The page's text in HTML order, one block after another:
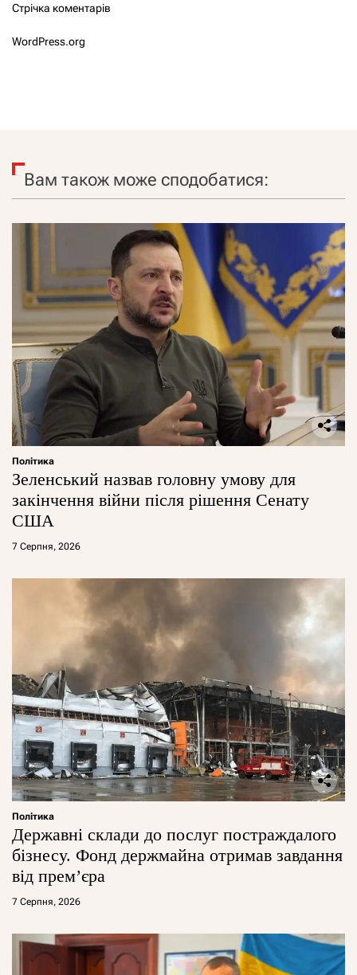
Стрічка коментарів
WordPress.org
Вам також може сподобатися:
Політика
Зеленський назвав головну умову для
закінчення війни після рішення Сенату
США
7 Серпня, 2026
Політика
Державні склади до послуг постраждалого
бізнесу. Фонд держмайна отримав завдання
від прем’єра
7 Серпня, 2026